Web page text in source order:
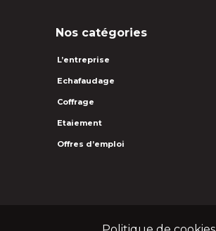
Nos catégories
L’entreprise
Echafaudage
Coffrage
Etaiement
Offres d’emploi